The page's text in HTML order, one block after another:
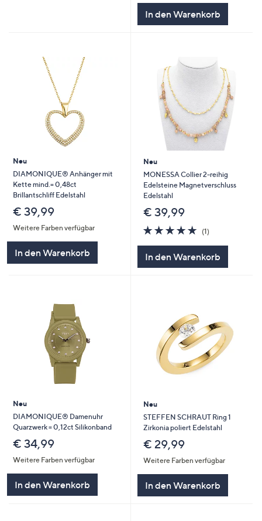
In den Warenkorb
Neu
DIAMONIQUE® Anhänger mit
Kette mind.= 0,48ct
Brillantschliff Edelstahl
€ 39,99
Weitere Farben verfügbar
In den Warenkorb
Neu
MONESSA Collier 2-reihig
Edelsteine Magnetverschluss
Edelstahl
€ 39,99
5.0
von
(1)1
In den Warenkorb
Neu
DIAMONIQUE® Damenuhr
Quarzwerk = 0,12ct Silikonband
€ 34,99
Weitere Farben verfügbar
In den Warenkorb
Neu
STEFFEN SCHRAUT Ring 1
Zirkonia poliert Edelstahl
€ 29,99
Weitere Farben verfügbar
In den Warenkorb